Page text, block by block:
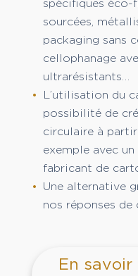
spécifiques éco-
sourcées,
packaging sans
cellophanage
ultrarésistants…
L’utilisation du
possibilité de
circulaire à
exemple avec
fabricant de
Une alternative
nos réponses
En savoir